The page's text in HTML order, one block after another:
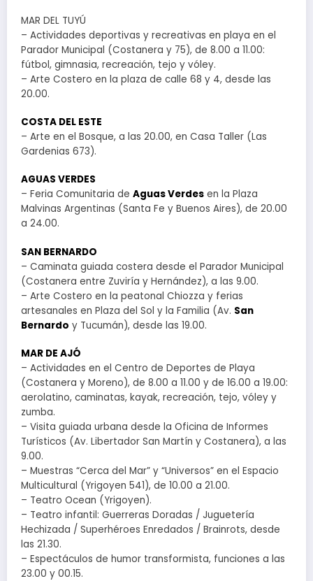
MAR DEL TUYÚ
– Actividades deportivas y recreativas en playa en el
Parador Municipal (Costanera y 75), de 8.00 a 11.00:
fútbol, gimnasia, recreación, tejo y vóley.
– Arte Costero en la plaza de calle 68 y 4, desde las
20.00.
COSTA DEL ESTE
– Arte en el Bosque, a las 20.00, en Casa Taller (Las
Gardenias 673).
AGUAS VERDES
– Feria Comunitaria de Aguas Verdes en la Plaza
Malvinas Argentinas (Santa Fe y Buenos Aires), de 20.00
a 24.00.
SAN BERNARDO
– Caminata guiada costera desde el Parador Municipal
(Costanera entre Zuviría y Hernández), a las 9.00.
– Arte Costero en la peatonal Chiozza y ferias
artesanales en Plaza del Sol y la Familia (Av. San
Bernardo y Tucumán), desde las 19.00.
MAR DE AJÓ
– Actividades en el Centro de Deportes de Playa
(Costanera y Moreno), de 8.00 a 11.00 y de 16.00 a 19.00:
aerolatino, caminatas, kayak, recreación, tejo, vóley y
zumba.
– Visita guiada urbana desde la Oficina de Informes
Turísticos (Av. Libertador San Martín y Costanera), a las
9.00.
– Muestras “Cerca del Mar” y “Universos” en el Espacio
Multicultural (Yrigoyen 541), de 10.00 a 21.00.
– Teatro Ocean (Yrigoyen).
– Teatro infantil: Guerreras Doradas / Juguetería
Hechizada / Superhéroes Enredados / Brainrots, desde
las 21.30.
– Espectáculos de humor transformista, funciones a las
23.00 y 00.15.